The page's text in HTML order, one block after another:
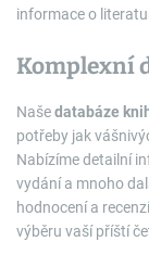
informace o
Komplexní
Našedatabáze
potřeby jak
Nabízíme detailní
vydání a mnoho
hodnocení a
výběru vaší příští